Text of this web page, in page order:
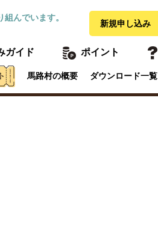
んでいます。
新規申し込み
ガイド ポイント
馬路村の概要 ダウンロード一覧